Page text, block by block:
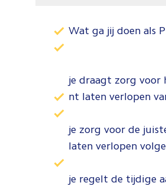
Wat ga jij doen als
je draagt zorg voor
nt laten verlopen
je zorg voor de
laten verlopen
je regelt de tijdige